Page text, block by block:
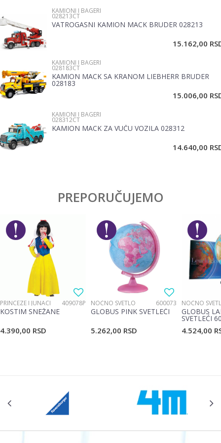
Brend
Materijal
Email
KAMIONI I BAGERI
028213CT
VATROGASNI KAMION MACK BRUDER 028213
15.162,00
KAMIONI I BAGERI
028183CT
KAMION MACK SA KRANOM LIEBHERR BRUDER
028183
15.006,00
KAMIONI I BAGERI
028312CT
KAMION MACK ZA VUČU VOZILA 028312
14.640,00
PREPORUČUJEMO
PRINCEZE I JUNACI 409078P
KOSTIM SNEŽANE
4.390,00 RSD
NOĆNO SVETLO 600073
GLOBUS PINK SVETLEĆI
5.262,00 RSD
NOĆNO
GLOBUS
SVETLEĆI
4.524,00